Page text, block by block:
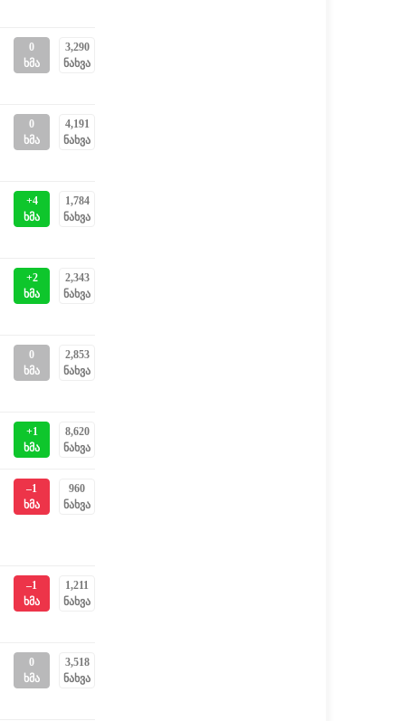
0
ხმა
3,290
ნახვა
0
ხმა
4,191
ნახვა
+4
ხმა
1,784
ნახვა
+2
ხმა
2,343
ნახვა
0
ხმა
2,853
ნახვა
+1
ხმა
8,620
ნახვა
–1
ხმა
960
ნახვა
–1
ხმა
1,211
ნახვა
0
ხმა
3,518
ნახვა